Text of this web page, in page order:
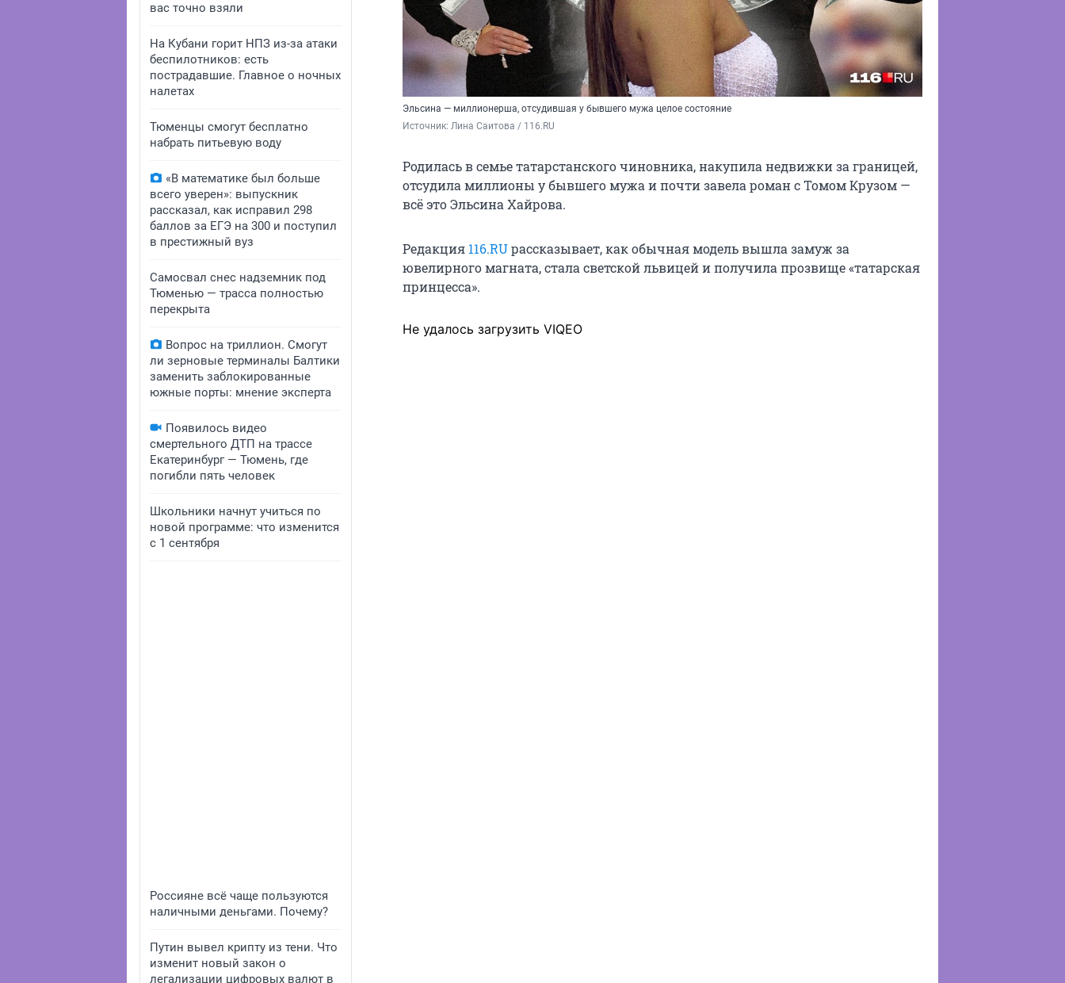
вас точно взяли
На Кубани горит НПЗ из-за атаки
беспилотников: есть
пострадавшие. Главное о ночных
налетах
Тюменцы смогут бесплатно
набрать питьевую воду
«В математике был больше
всего уверен»: выпускник
рассказал, как исправил 298
баллов за ЕГЭ на 300 и поступил
в престижный вуз
Самосвал снес надземник под
Тюменью — трасса полностью
перекрыта
Вопрос на триллион. Смогут
ли зерновые терминалы Балтики
заменить заблокированные
южные порты: мнение эксперта
Появилось видео
смертельного ДТП на трассе
Екатеринбург — Тюмень, где
погибли пять человек
Школьники начнут учиться по
новой программе: что изменится
с 1 сентября
Россияне всё чаще пользуются
наличными деньгами. Почему?
Путин вывел крипту из тени. Что
изменит новый закон о
легализации цифровых валют в
Эльсина — миллионерша, отсудившая у бывшего мужа целое состояние
Источник: Лина Саитова / 116.RU
Родилась в семье татарстанского чиновника, накупила недвижки за границей,
отсудила миллионы у бывшего мужа и почти завела роман с Томом Крузом —
всё это Эльсина Хайрова.
Редакция 116.RUрассказывает, как обычная модель вышла замуж за
ювелирного магната, стала светской львицей и получила прозвище «татарская
принцесса».
Не удалось загрузить VIQEO